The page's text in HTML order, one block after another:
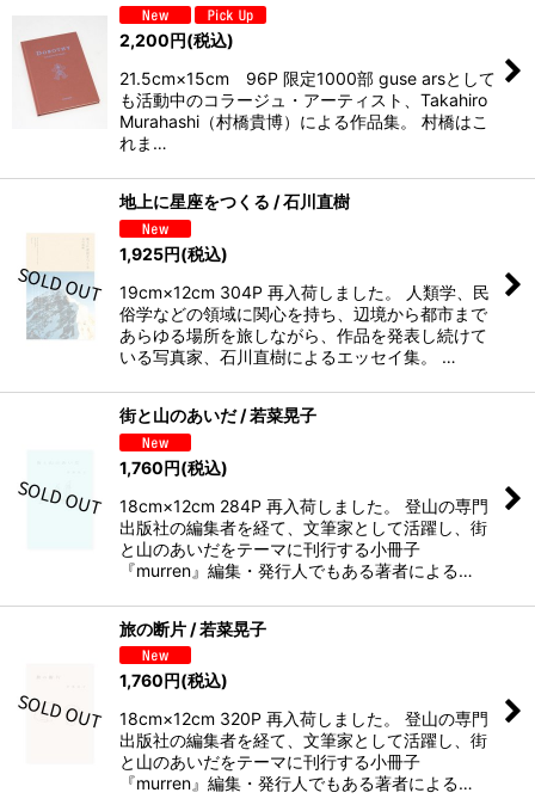
2,200円(税込)
21.5cm×15cm 96P 限定1000部 guse arsとして
も活動中のコラージュ・アーティスト、Takahiro
Murahashi（村橋貴博）による作品集。 村橋はこ
れま…
地上に星座をつくる / 石川直樹
1,925円(税込)
19cm×12cm 304P 再入荷しました。 人類学、民
俗学などの領域に関心を持ち、辺境から都市まで
あらゆる場所を旅しながら、作品を発表し続けて
いる写真家、石川直樹によるエッセイ集。 …
街と山のあいだ / 若菜晃子
1,760円(税込)
18cm×12cm 284P 再入荷しました。 登山の専門
出版社の編集者を経て、文筆家として活躍し、街
と山のあいだをテーマに刊行する小冊子
『murren』編集・発行人でもある著者による…
旅の断片 / 若菜晃子
1,760円(税込)
18cm×12cm 320P 再入荷しました。 登山の専門
出版社の編集者を経て、文筆家として活躍し、街
と山のあいだをテーマに刊行する小冊子
『murren』編集・発行人でもある著者による…